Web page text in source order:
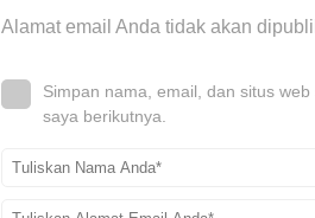
Alamat email Anda tidak akan
Simpan nama, email, dan situs
saya berikutnya.